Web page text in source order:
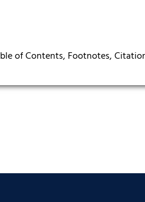
of Contents, Footnotes,